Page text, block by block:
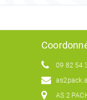
09 82 54
AS 2